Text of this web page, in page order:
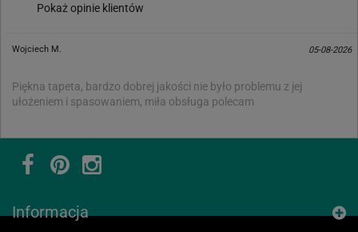
Pokaż opinie klientów
Wojciech M. 05-08-2026
Piękna tapeta, bardzo dobrej jakości nie było problemu z jej
ułożeniem i spasowaniem, miła obsługa polecam
Informacja